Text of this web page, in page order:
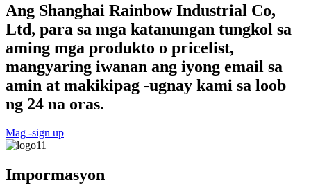
Ang Shanghai Rainbow Industrial Co,
Ltd, para sa mga katanungan tungkol sa
aming mga produkto o pricelist,
mangyaring iwanan ang iyong email sa
amin at makikipag -ugnay kami sa loob
ng 24 na oras.
Mag -sign up
Impormasyon